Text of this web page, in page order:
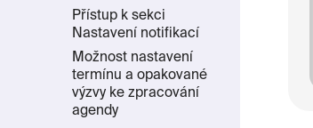
Přístup k sekci
Nastavení notifikací
Možnost nastavení
termínu a opakované
výzvy ke zpracování
agendy